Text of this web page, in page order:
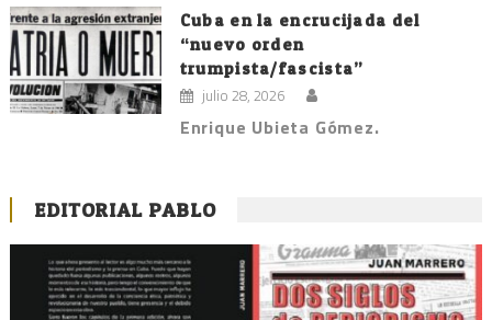
Cuba en la encrucijada del
“nuevo orden
trumpista/fascista”
julio 28, 2026
Enrique Ubieta Gómez.
EDITORIAL PABLO